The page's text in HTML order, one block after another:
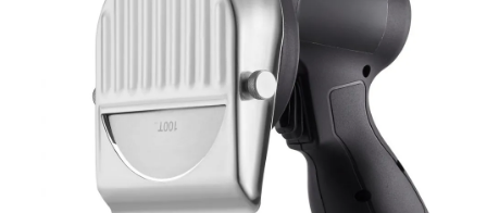
Camioneta
Panaderia